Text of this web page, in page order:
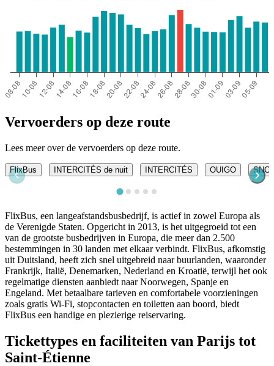
Vervoerders op deze route
Lees meer over de vervoerders op deze route.
FlixBus INTERCITÉS de nuit INTERCITÉS OUIGO SNCF
FlixBus, een langeafstandsbusbedrijf, is actief in zowel Europa als
de Verenigde Staten. Opgericht in 2013, is het uitgegroeid tot een
van de grootste busbedrijven in Europa, die meer dan 2.500
bestemmingen in 30 landen met elkaar verbindt. FlixBus, afkomstig
uit Duitsland, heeft zich snel uitgebreid naar buurlanden, waaronder
Frankrijk, Italië, Denemarken, Nederland en Kroatië, terwijl het ook
regelmatige diensten aanbiedt naar Noorwegen, Spanje en
Engeland. Met betaalbare tarieven en comfortabele voorzieningen
zoals gratis Wi-Fi, stopcontacten en toiletten aan boord, biedt
FlixBus een handige en plezierige reiservaring.
Tickettypes en faciliteiten van Parijs tot
Saint-Étienne